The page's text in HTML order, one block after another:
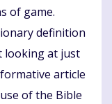
of game.
definition
looking at just
article
of the Bible